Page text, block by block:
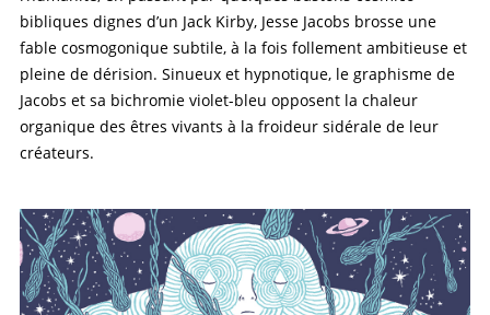
bibliques dignes d’un Jack Kirby, Jesse Jacobs brosse une
fable cosmogonique subtile, à la fois follement ambitieuse et
pleine de dérision. Sinueux et hypnotique, le graphisme de
Jacobs et sa bichromie violet-bleu opposent la chaleur
organique des êtres vivants à la froideur sidérale de leur
créateurs.